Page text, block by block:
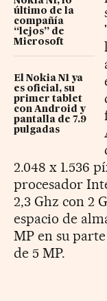
último de la
compañía
“lejos” de
Microsoft
El Nokia N1 ya
es oficial, su
primer tablet
con Android y
pantalla de 7.9
pulgadas
2.048 x 1.536
procesador
2,3 Ghz con 2
espacio de
MP en su
de 5 MP.